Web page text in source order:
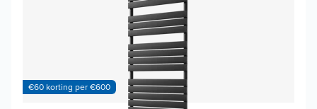
€60 korting per €600